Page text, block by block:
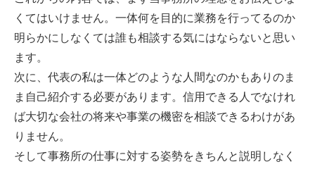
くてはいけません。一体何を目的に業務を行ってるのか
明らかにしなくては誰も相談する気にはならないと思い
ます。
次に、代表の私は一体どのような人間なのかもありのま
ま自己紹介する必要があります。信用できる人でなけれ
ば大切な会社の将来や事業の機密を相談できるわけがあ
りません。
そして事務所の仕事に対する姿勢をきちんと説明しなく